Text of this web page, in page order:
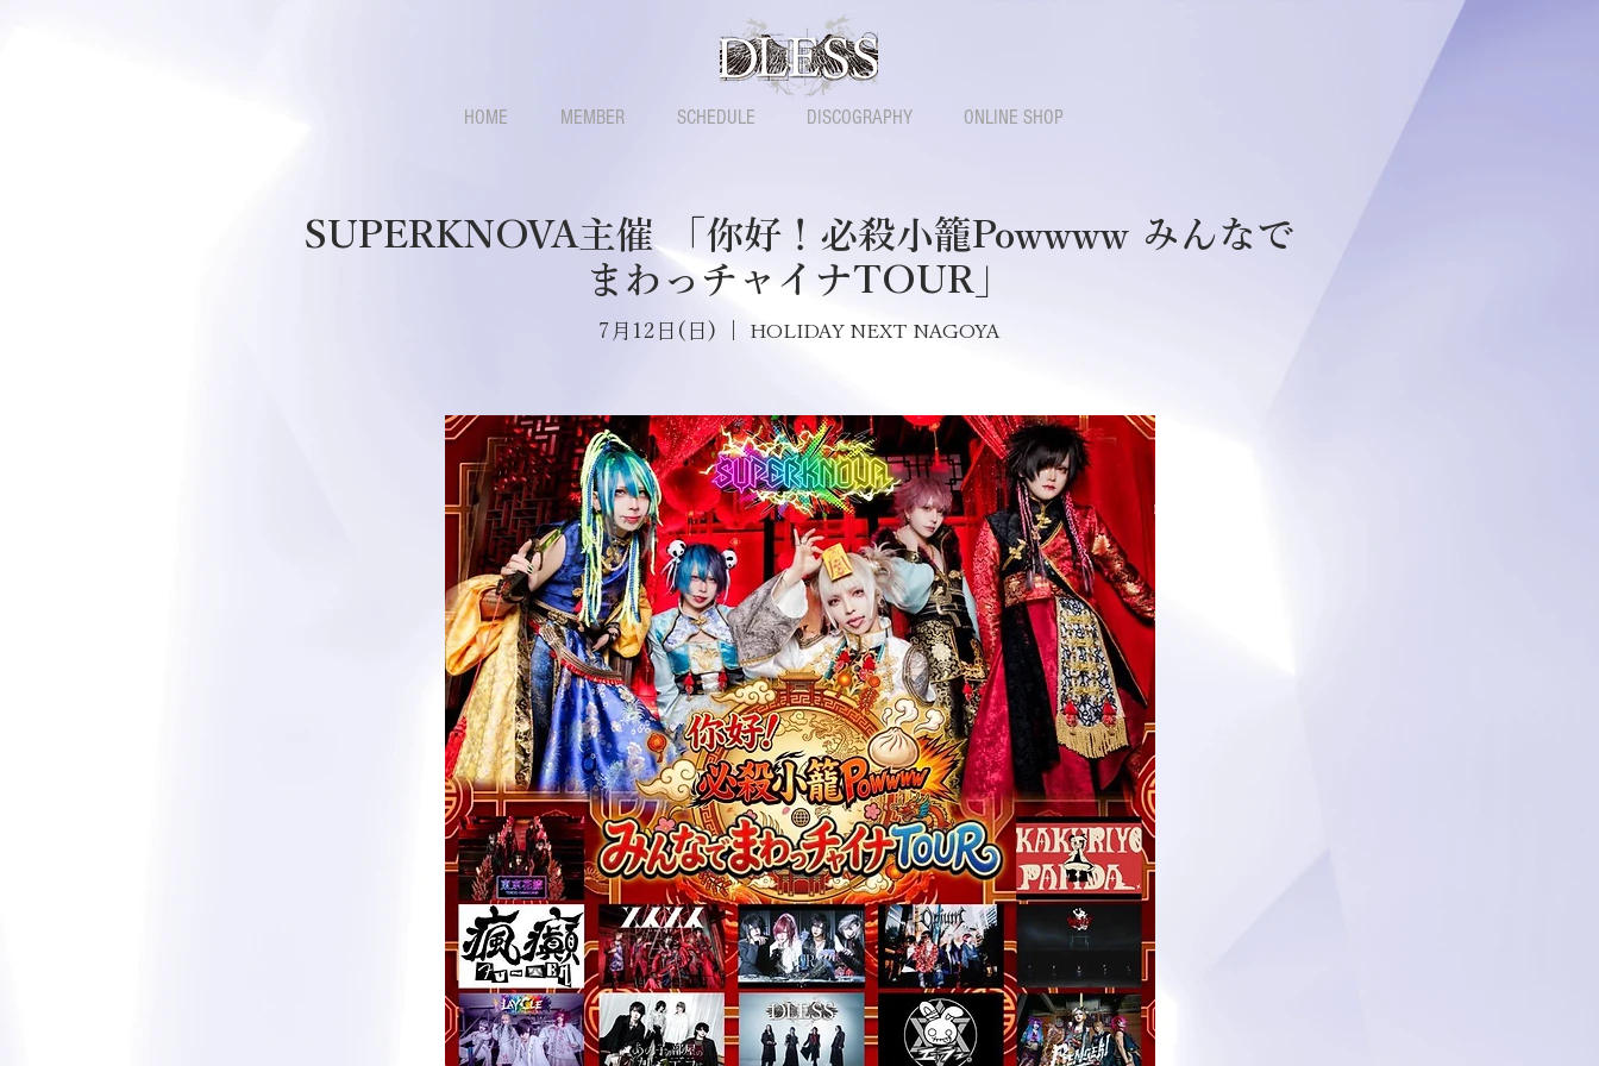
HOME MEMBER SCHEDULE DISCOGRAPHY ONLINE SHOP
SUPERKNOVA主催 「你好！必殺小籠Powwww みんなで
まわっチャイナTOUR」
7月12日(日) HOLIDAY NEXT NAGOYA